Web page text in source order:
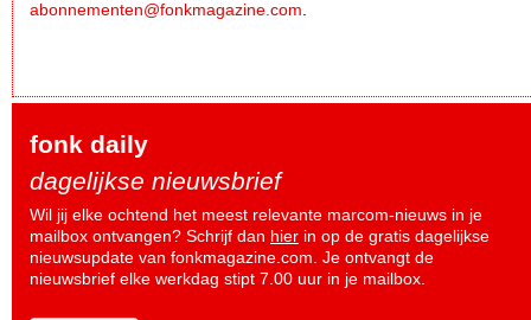
abonnementen@fonkmagazine.com
fonk daily
dagelijkse nieuwsbrief
Wil jij elke ochtend het meest relevante marcom-nieuws in je
mailbox ontvangen? Schrijf dan hier in op de gratis dagelijkse
nieuwsupdate van fonkmagazine.com. Je ontvangt de
nieuwsbrief elke werkdag stipt 7.00 uur in je mailbox.